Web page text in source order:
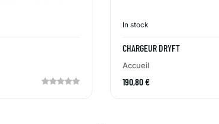
In stock
CHARGEUR DRYFT
Accueil
190,80 €